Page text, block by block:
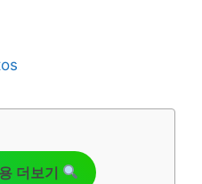
더보기